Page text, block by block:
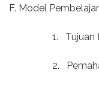
F. Model
1. Tujuan
2.